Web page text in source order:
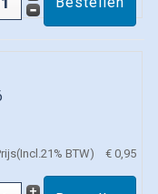
BTW) € 0,95